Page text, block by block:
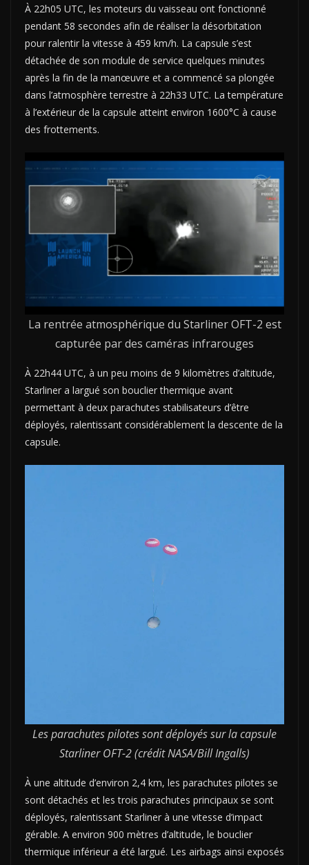
À 22h05 UTC, les moteurs du vaisseau ont fonctionné
pendant 58 secondes afin de réaliser la désorbitation
pour ralentir la vitesse à 459 km/h. La capsule s’est
détachée de son module de service quelques minutes
après la fin de la manœuvre et a commencé sa plongée
dans l’atmosphère terrestre à 22h33 UTC. La température
à l’extérieur de la capsule atteint environ 1600°C à cause
des frottements.
La rentrée atmosphérique du Starliner OFT-2 est
capturée par des caméras infrarouges
À 22h44 UTC, à un peu moins de 9 kilomètres d’altitude,
Starliner a largué son bouclier thermique avant
permettant à deux parachutes stabilisateurs d’être
déployés, ralentissant considérablement la descente de la
capsule.
Les parachutes pilotes sont déployés sur la capsule
Starliner OFT-2 (crédit NASA/Bill Ingalls)
À une altitude d’environ 2,4 km, les parachutes pilotes se
sont détachés et les trois parachutes principaux se sont
déployés, ralentissant Starliner à une vitesse d’impact
gérable. A environ 900 mètres d’altitude, le bouclier
thermique inférieur a été largué. Les airbags ainsi exposés